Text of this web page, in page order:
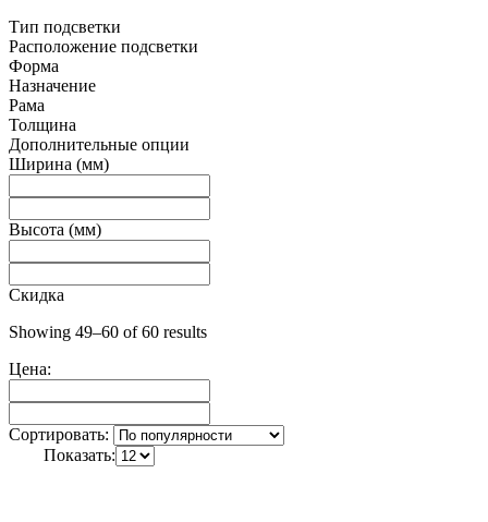
Тип подсветки
Расположение подсветки
Форма
Назначение
Рама
Толщина
Дополнительные опции
Ширина (мм)
Высота (мм)
Скидка
Showing 49–60 of 60 results
Цена:
Сортировать:
Показать: